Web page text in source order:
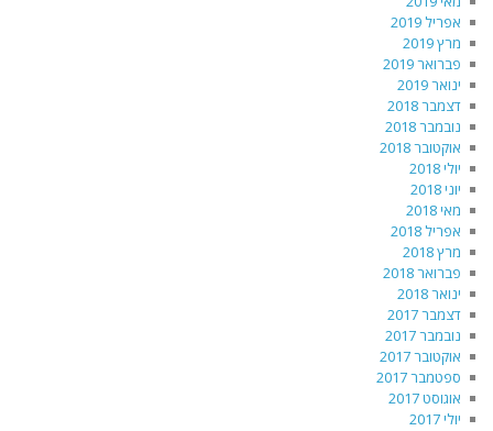
אפריל 2019
מרץ 2019
פברואר 2019
ינואר 2019
דצמבר 2018
נובמבר 2018
אוקטובר 2018
יולי 2018
יוני 2018
מאי 2018
אפריל 2018
מרץ 2018
פברואר 2018
ינואר 2018
דצמבר 2017
נובמבר 2017
אוקטובר 2017
ספטמבר 2017
אוגוסט 2017
יולי 2017